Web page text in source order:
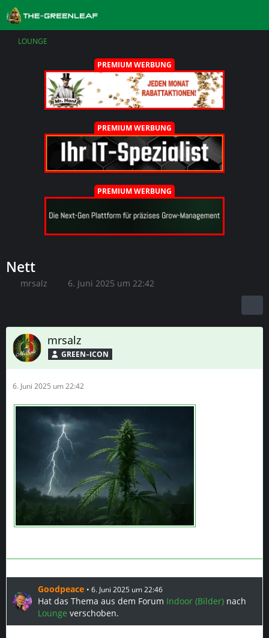
LOUNGE
PREMIUM WERBUNG
PREMIUM WERBUNG
PREMIUM WERBUNG
Nett
mrsalz 6. Juni 2025 um 22:42
mrsalz
GREEN–ICON
6. Juni 2025 um 22:42
Goodpeace 6. Juni 2025 um 22:46
Hat das Thema aus dem Forum Indoor (Bilder) nach
Lounge verschoben.